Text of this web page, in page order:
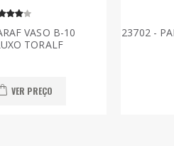
VASO B-10
TORALF
VER PREÇO
23702 -